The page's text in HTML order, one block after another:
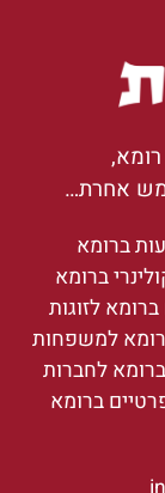
אחרת…
ברומא
ברומא
ברומא לזוגות
למשפחות
לחברות
ברומא